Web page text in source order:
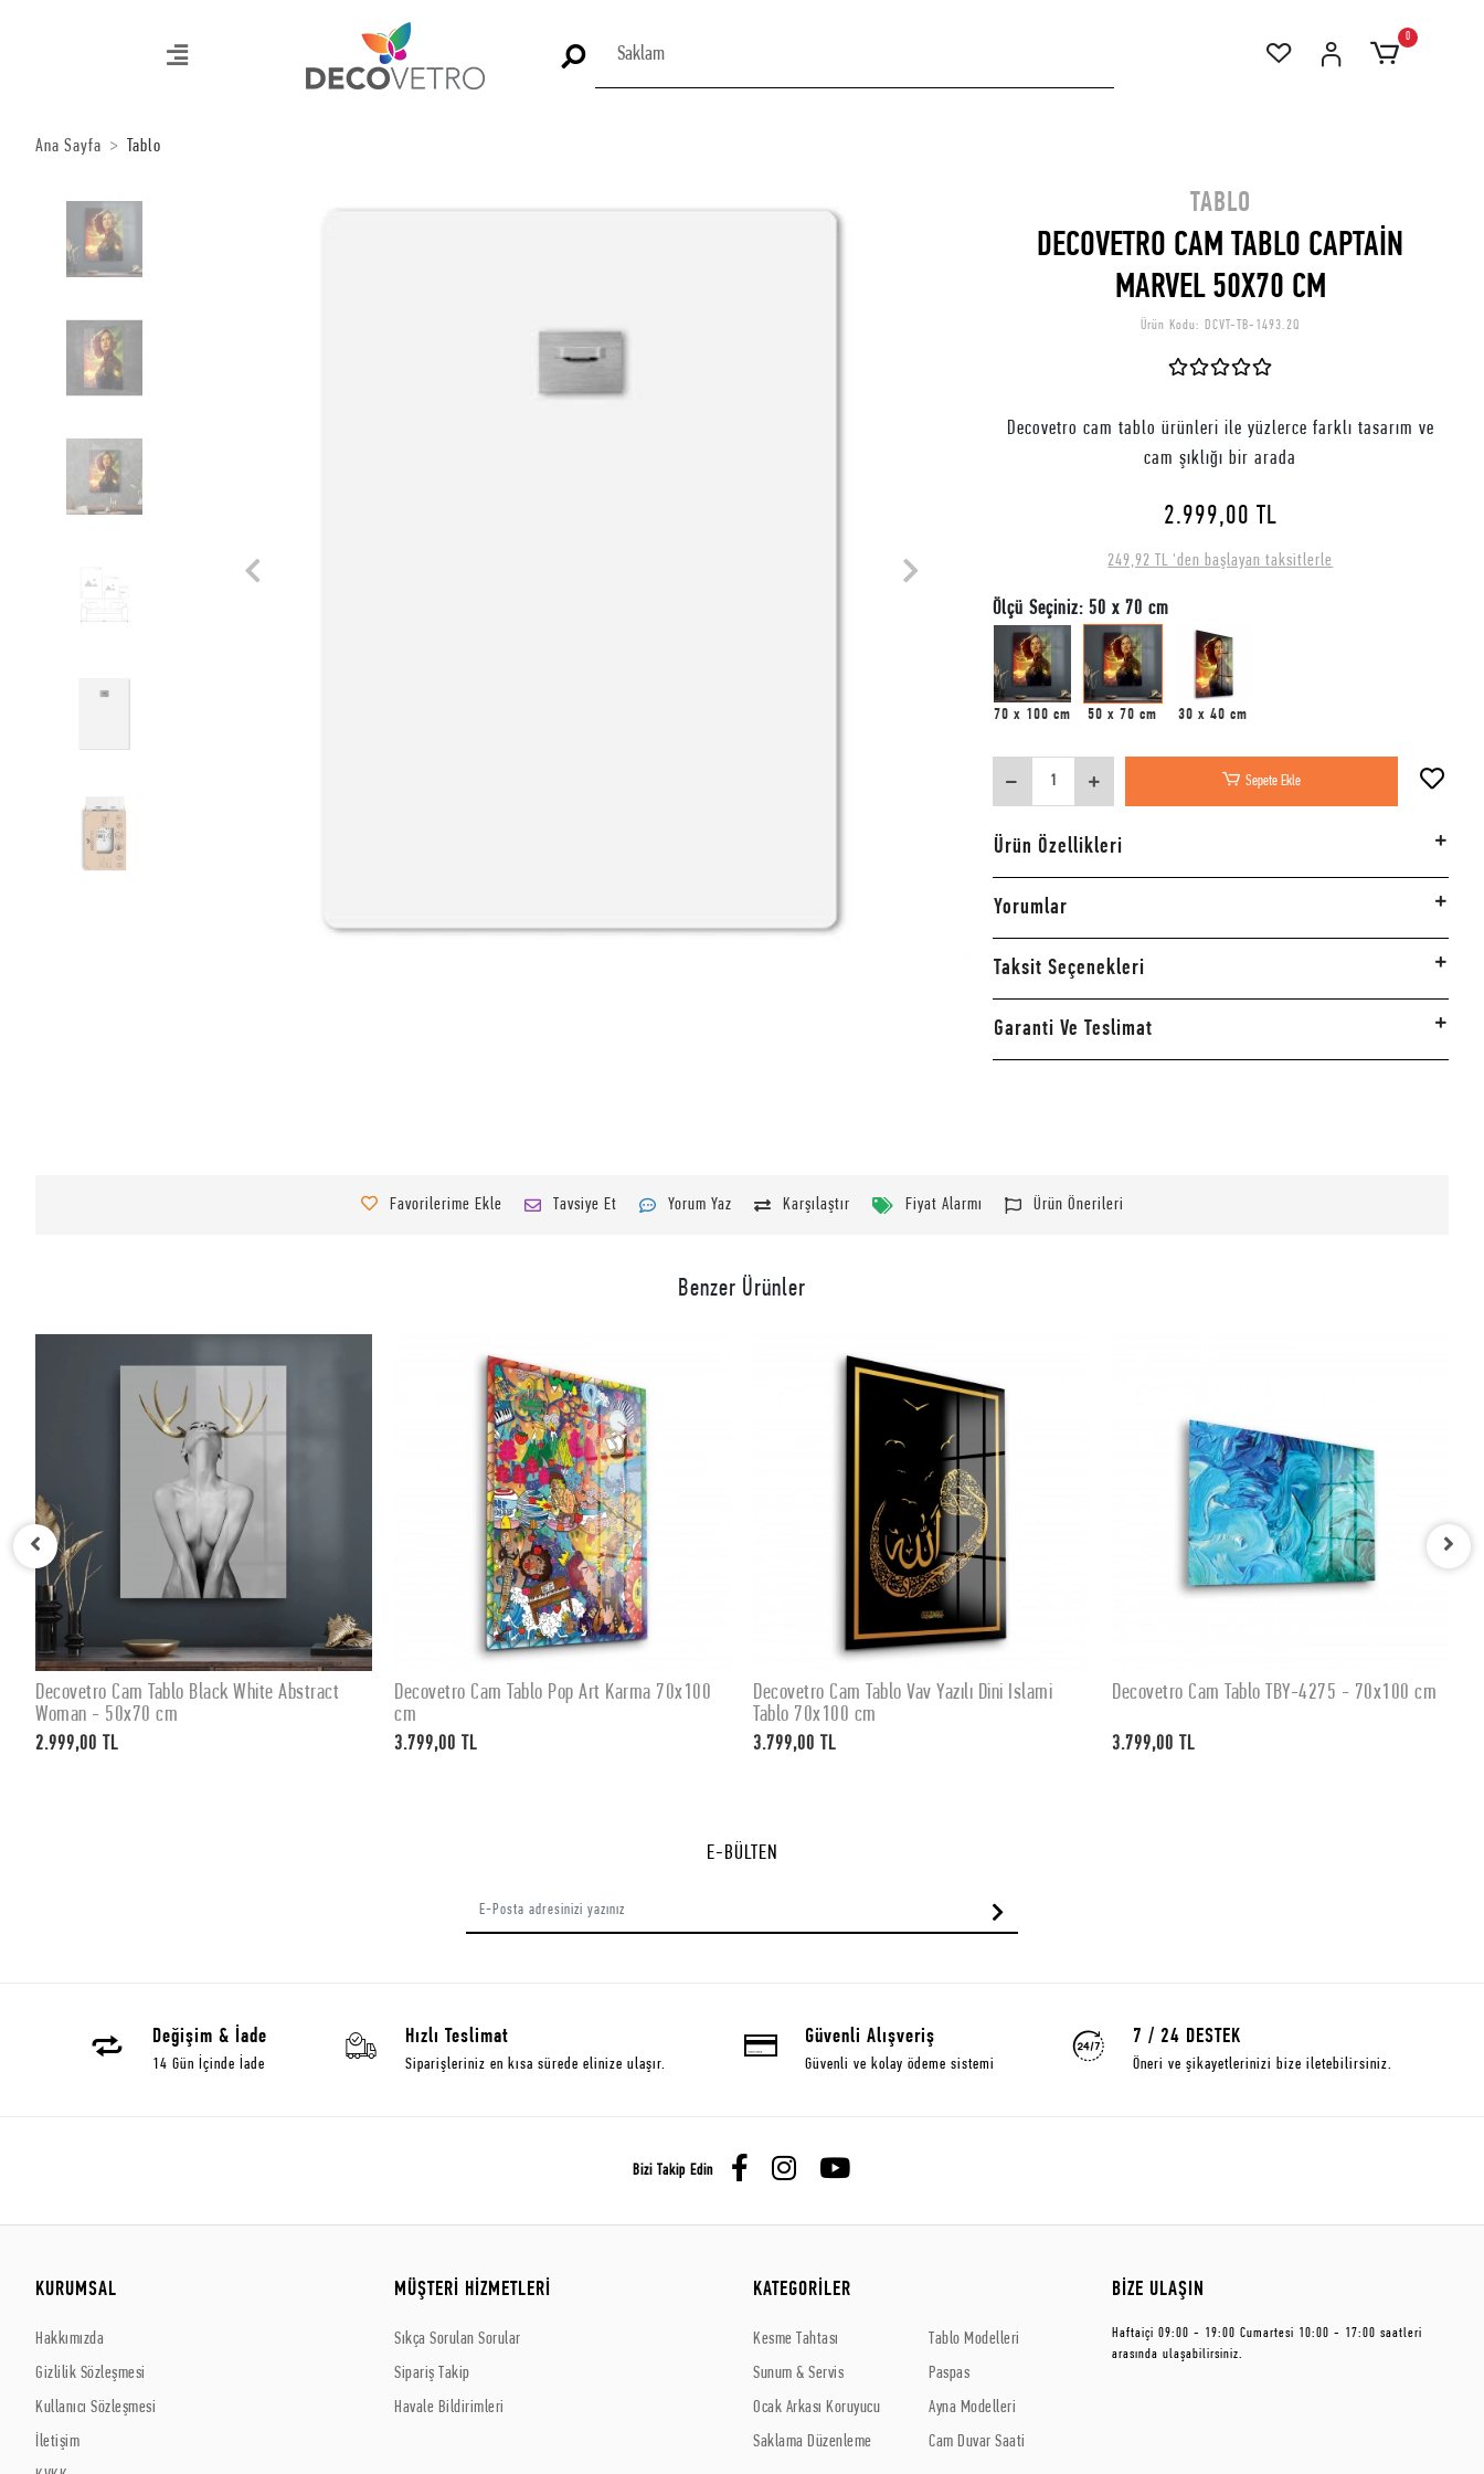
0
Ana Sayfa Tablo
TABLO
DECOVETRO CAM TABLO CAPTAİN
MARVEL 50X70 CM
Ürün Kodu: DCVT-TB-1493.2Q
Decovetro cam tablo ürünleri ile yüzlerce farklı tasarım ve
cam şıklığı bir arada
2.999,00 TL
249,92 TL 'den başlayan taksitlerle
Ölçü Seçiniz: 50 x 70 cm
70 x 100 cm 50 x 70 cm 30 x 40 cm
Sepete Ekle
Ürün Özellikleri
Yorumlar
Taksit Seçenekleri
Garanti Ve Teslimat
Favorilerime Ekle Tavsiye Et Yorum Yaz Karşılaştır Fiyat Alarmı Ürün Önerileri
Benzer Ürünler
SEPETE EKLE
Decovetro Cam Tablo Black White Abstract
Woman - 50x70 cm
2.999,00 TL
SEPETE EKLE
Decovetro Cam Tablo Pop Art Karma 70x100
cm
3.799,00 TL
SEPETE EKLE
Decovetro Cam Tablo Vav Yazılı Dini İslami
Tablo 70x100 cm
3.799,00 TL
SEPETE EKLE
Decovetro Cam Tablo TBY-4275 - 70x100 cm
3.799,00 TL
E-BÜLTEN
Değişim & İade
14 Gün İçinde İade
Hızlı Teslimat
Siparişleriniz en kısa sürede elinize ulaşır.
Güvenli Alışveriş
Güvenli ve kolay ödeme sistemi
7 / 24 DESTEK
Öneri ve şikayetlerinizi bize iletebilirsiniz.
Bizi Takip Edin
KURUMSAL
Hakkımızda
Gizlilik Sözleşmesi
Kullanıcı Sözleşmesi
İletişim
MÜŞTERİ HİZMETLERİ
Sıkça Sorulan Sorular
Sipariş Takip
Havale Bildirimleri
KATEGORİLER
Kesme Tahtası
Sunum & Servis
Ocak Arkası Koruyucu
Saklama Düzenleme
Tablo Modelleri
Paspas
Ayna Modelleri
Cam Duvar Saati
BİZE ULAŞIN
Haftaiçi 09:00 - 19:00 Cumartesi 10:00 - 17:00 saatleri
arasında ulaşabilirsiniz.